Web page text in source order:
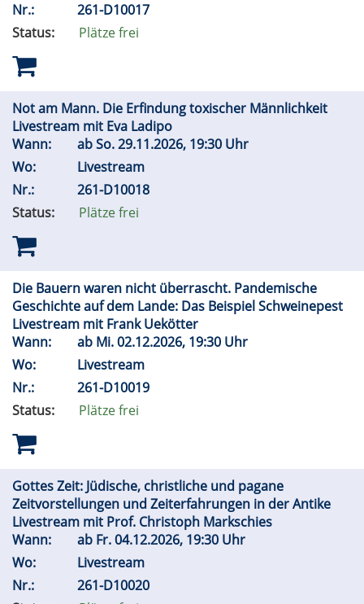
Nr.:
261-D10017
Status:
Plätze frei
Not am Mann. Die Erfindung toxischer Männlichkeit
Livestream mit Eva Ladipo
Wann:
abSo.29.11.2026, 19:30 Uhr
Wo:
Livestream
Nr.:
261-D10018
Status:
Plätze frei
Die Bauern waren nicht überrascht. Pandemische
Geschichte auf dem Lande: Das Beispiel Schweinepest
Livestream mit Frank Uekötter
Wann:
ab Mi.02.12.2026, 19:30 Uhr
Wo:
Livestream
Nr.:
261-D10019
Status:
Plätze frei
Gottes Zeit: Jüdische, christliche und pagane
Zeitvorstellungen und Zeiterfahrungen in der Antike
Livestream mit Prof. Christoph Markschies
Wann:
ab Fr.04.12.2026, 19:30 Uhr
Wo:
Livestream
Nr.:
261-D10020